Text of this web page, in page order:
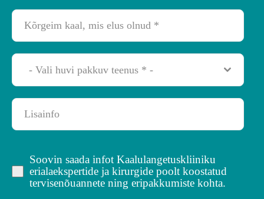
- Vali huvi pakkuv teenus * -
Soovin saada infot Kaalulangetuskliiniku
erialaekspertide ja kirurgide poolt koostatud
tervisenõuannete ning eripakkumiste kohta.